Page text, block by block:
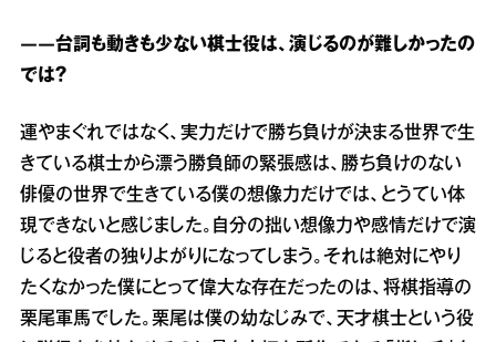
――台詞も動きも少ない棋士役は、演じるのが難しかったの
では？
運やまぐれではなく、実力だけで勝ち負けが決まる世界で生
きている棋士から漂う勝負師の緊張感は、勝ち負けのない
俳優の世界で生きている僕の想像力だけでは、とうてい体
現できないと感じました。自分の拙い想像力や感情だけで演
じると役者の独りよがりになってしまう。それは絶対にやり
たくなかった僕にとって偉大な存在だったのは、将棋指導の
栗尾軍馬でした。栗尾は僕の幼なじみで、天才棋士という役